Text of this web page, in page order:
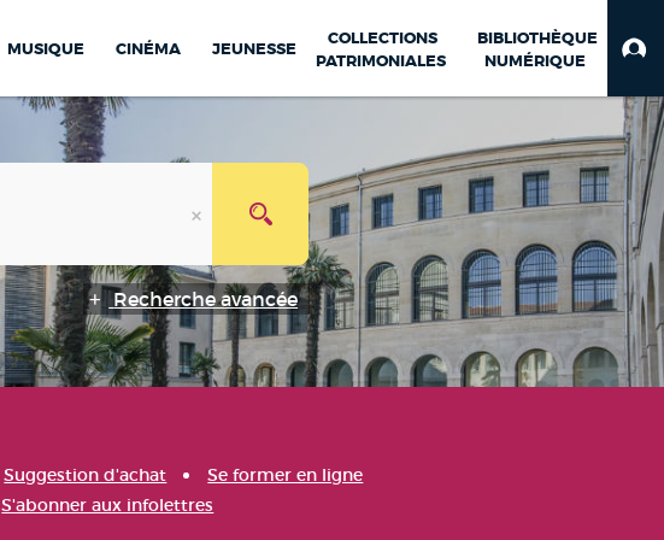
MUSIQUE CINÉMA JEUNESSE
COLLECTIONS
PATRIMONIALES
BIBLIOTHÈQUE
NUMÉRIQUE
Recherche avancée
Suggestion d'achat
Se former en ligne
S'abonner aux infolettres